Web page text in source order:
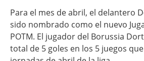
Para el mes de abril, el delantero
sido nombrado como el nuevo
POTM. El jugador del Borussia
total de 5 goles en los 5 juegos